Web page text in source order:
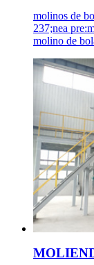
molinos de
237;nea
molino de